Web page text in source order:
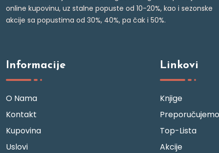
online kupovinu, uz stalne popuste od 10-20%, kao i sezonske
akcije sa popustima od 30%, 40%, pa čak i 50%.
Informacije
O Nama
Kontakt
Kupovina
Uslovi
Linkovi
Knjige
Preporučujemo
Top-Lista
Akcije